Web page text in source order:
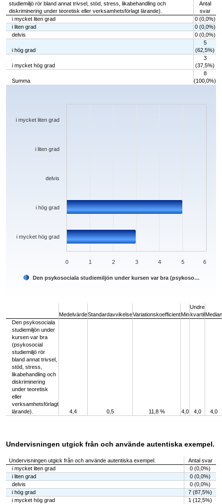
studiemiljö rör bland annat trivsel, stöd, stress, likabehandling och
diskriminering under teoretisk eller verksamhetsförlagt lärande).
Antal
svar
i mycket liten grad
0 (0,0%)
i liten grad
0 (0,0%)
delvis
0 (0,0%)
i hög grad
5
(62,5%)
i mycket hög grad
3
(37,5%)
Summa
8
(100,0%)
Chart
The chart has 1 X axis displaying categories.
Den psykosociala studiemiljön under kursen var bra (psykoso…
i mycket hög grad
i hög grad
delvis
i liten grad
i mycket liten grad
0 1 2 3 4 5 6
MedelvärdeStandardavvikelseVariationskoefficientMin
Undre
kvartilMedian
Den psykosociala
studiemiljön under
kursen var bra
(psykosocial
studiemiljö rör
bland annat trivsel,
stöd, stress,
likabehandling och
diskriminering
under teoretisk
eller
verksamhetsförlagt
lärande).
4,4 0,5 11,8 % 4,0 4,0 4,0
Undervisningen utgick från och använde autentiska exempel.
Undervisningen utgick från och använde autentiska exempel.
Antal svar
i mycket liten grad
0 (0,0%)
i liten grad
0 (0,0%)
delvis
0 (0,0%)
i hög grad
7 (87,5%)
i mycket hög grad
1 (12,5%)